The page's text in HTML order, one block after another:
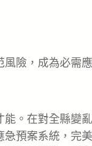
，成為必需應
。在對全縣變
預案系統，完